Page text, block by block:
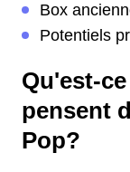
Box
Potentiels
Qu'est-
pensent
Pop?